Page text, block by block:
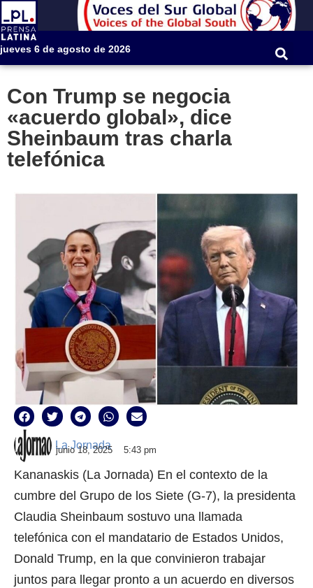
jueves 6 de agosto de 2026
Con Trump se negocia
«acuerdo global», dice
Sheinbaum tras charla
telefónica
La Jornada
junio 18, 2025 5:43 pm
Kananaskis (La Jornada) En el contexto de la
cumbre del Grupo de los Siete (G-7), la presidenta
Claudia Sheinbaum sostuvo una llamada
telefónica con el mandatario de Estados Unidos,
Donald Trump, en la que convinieron trabajar
juntos para llegar pronto a un acuerdo en diversos